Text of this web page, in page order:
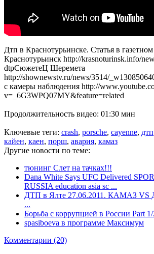
Дтп в Краснотурьинске. Статья в
Краснотурьинск http://krasnoturinsk.info/
dtpСюжетеЦ Шеремета
http://shownewstv.ru/news/3514/
с камеры наблюдения http://
v=_6G3WPQ07MY&feature=related
Продолжительность видео: 01:30 мин
Ключевые теги: crash, porsche, cayenne, дтп
кайен, каен, порш, авария, камаз
Другие новости по теме:
тюнинг Слет на тачках!!!
Dana White Says UFC Delivered
RUSSIA education asia sc ...
ДТП в Ялте 27.06.2011. КАМАЗ VS
...
Борьба с коррупцией в России Part 1/
spasiboeva в программе Максимум
Комментарии (20)